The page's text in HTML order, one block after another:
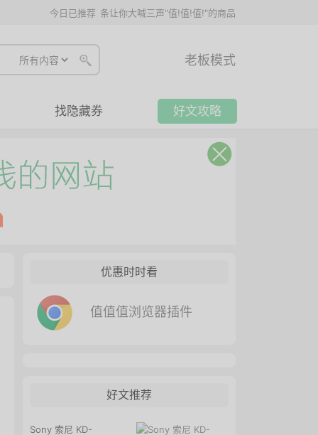
今日已推荐 条让你大喊三声"值!值!值!"的商品
老板模式
找隐藏券 好文攻略
优惠时时看
值值值浏览器插件
好文推荐
Sony 索尼 KD-